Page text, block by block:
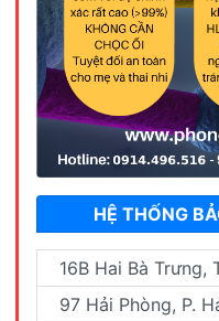
HỆ THỐNG
16B Hai Bà Trưng,
97 Hải Phòng, P.